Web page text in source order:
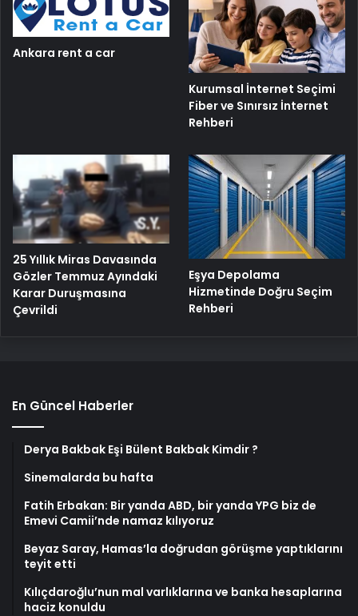
Ankara rent a car
Kurumsal İnternet Seçimi
Fiber ve Sınırsız İnternet
Rehberi
25 Yıllık Miras Davasında
Gözler Temmuz Ayındaki
Karar Duruşmasına
Çevrildi
Eşya Depolama
Hizmetinde Doğru Seçim
Rehberi
En Güncel Haberler
Derya Bakbak Eşi Bülent Bakbak Kimdir ?
Sinemalarda bu hafta
Fatih Erbakan: Bir yanda ABD, bir yanda YPG biz de
Emevi Camii’nde namaz kılıyoruz
Beyaz Saray, Hamas’la doğrudan görüşme yaptıklarını
teyit etti
Kılıçdaroğlu’nun mal varlıklarına ve banka hesaplarına
haciz konuldu